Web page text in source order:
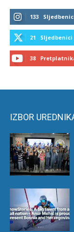
133
21 Sljedbenici
38
IZBOR